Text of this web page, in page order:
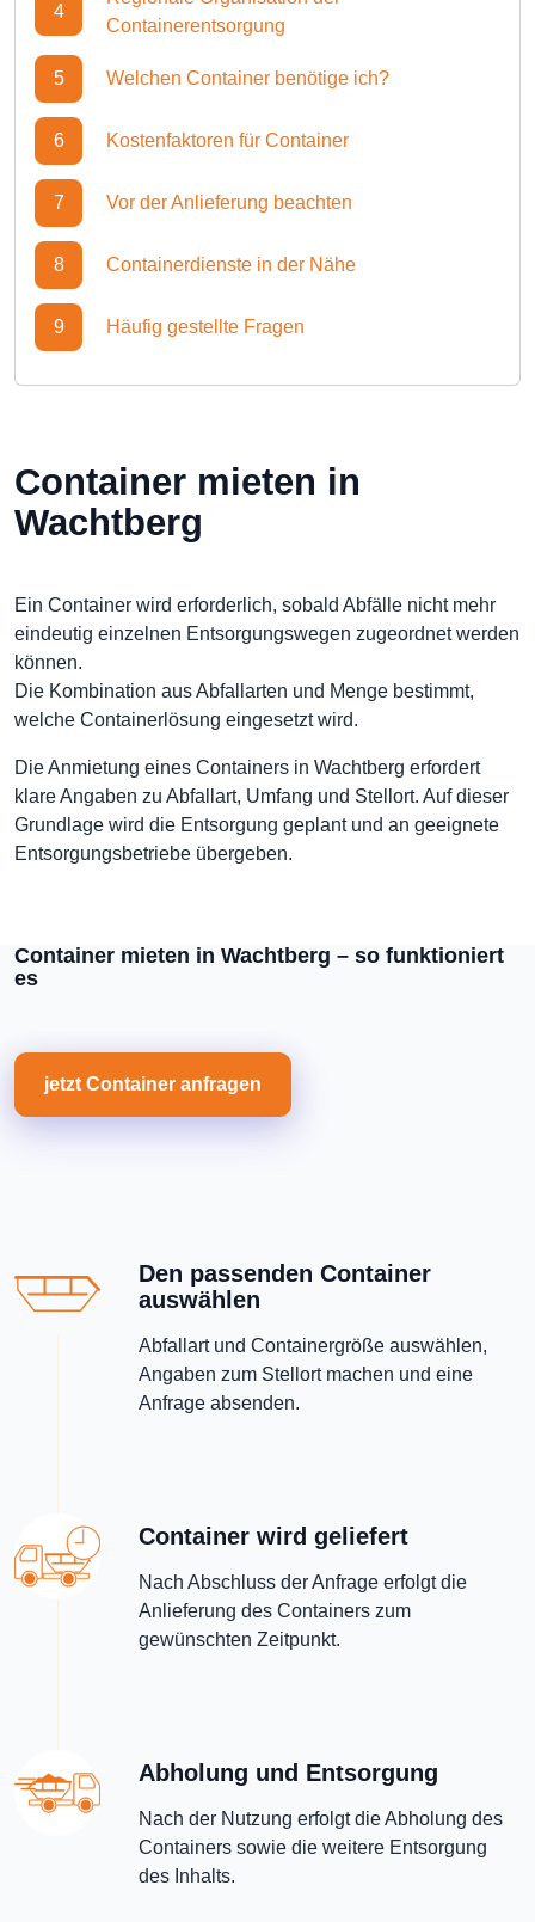
4
Containerentsorgung
5 Welchen Container benötige ich?
6 Kostenfaktoren für Container
7 Vor der Anlieferung beachten
8 Containerdienste in der Nähe
9 Häufig gestellte Fragen
Container mieten in
Wachtberg
Ein Container wird erforderlich, sobald Abfälle nicht mehr
eindeutig einzelnen Entsorgungswegen zugeordnet werden
können.
Die Kombination aus Abfallarten und Menge bestimmt,
welche Containerlösung eingesetzt wird.
Die Anmietung eines Containers in Wachtberg erfordert
klare Angaben zu Abfallart, Umfang und Stellort. Auf dieser
Grundlage wird die Entsorgung geplant und an geeignete
Entsorgungsbetriebe übergeben.
Container mieten in Wachtberg – so funktioniert
es
jetzt Container anfragen
Den passenden Container
auswählen
Abfallart und Containergröße auswählen,
Angaben zum Stellort machen und eine
Anfrage absenden.
Container wird geliefert
Nach Abschluss der Anfrage erfolgt die
Anlieferung des Containers zum
gewünschten Zeitpunkt.
Abholung und Entsorgung
Nach der Nutzung erfolgt die Abholung des
Containers sowie die weitere Entsorgung
des Inhalts.